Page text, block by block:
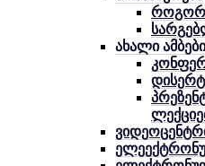
როგორ
ახალი ამბები